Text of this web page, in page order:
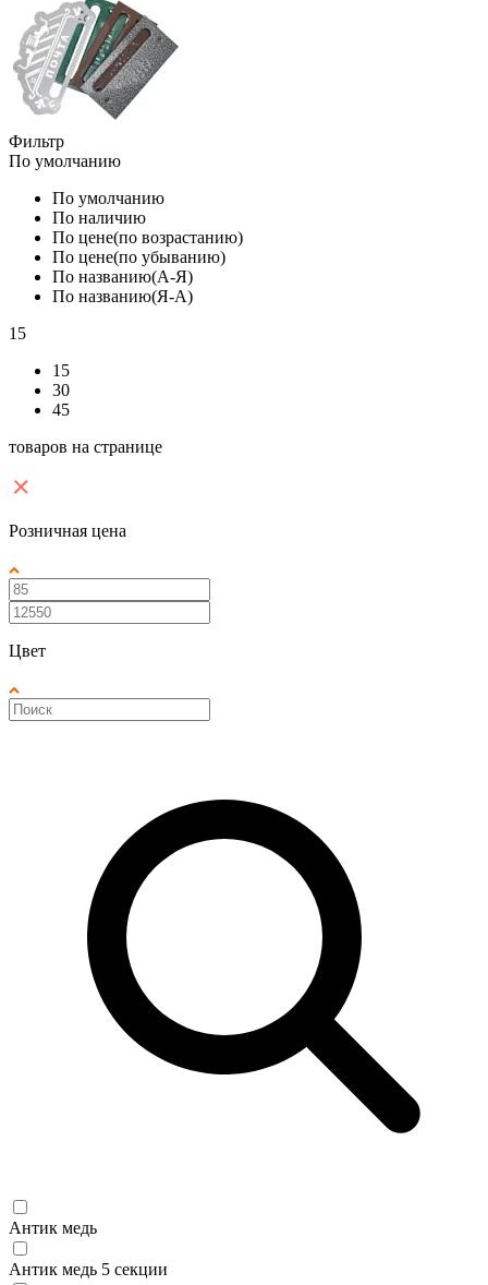
Фильтр
По умолчанию
По умолчанию
По наличию
По цене(по возрастанию)
По цене(по убыванию)
По названию(А-Я)
По названию(Я-А)
15
15
30
45
товаров на странице
Розничная цена
Цвет
Антик медь
Антик медь 5 секции